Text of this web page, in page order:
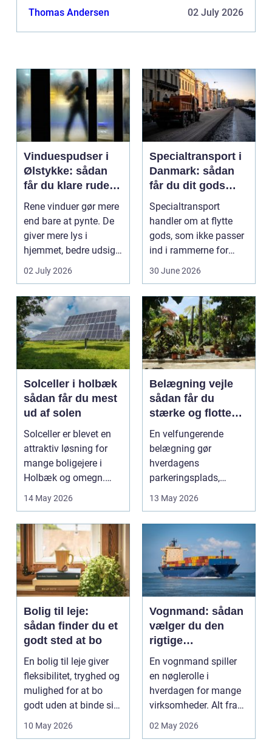
monumenter og arkæologiske steder. Fra den
Thomas Andersen 02 July 2026
Vinduespudser i
Ølstykke: sådan
får du klare ruder
året rundt
Rene vinduer gør mere
end bare at pynte. De
giver mere lys i
hjemmet, bedre udsigt
og et p&ae...
02 July 2026
Specialtransport i
Danmark: sådan
får du dit gods
sikkert frem
Specialtransport
handler om at flytte
gods, som ikke passer
ind i rammerne for
almindelig
30 June 2026
Solceller i holbæk
sådan får du mest
ud af solen
Solceller er blevet en
attraktiv løsning for
mange boligejere i
Holbæk og omegn.
Flere ønsker at sæn...
14 May 2026
Belægning vejle
sådan får du
stærke og flotte
udendørs arealer
En velfungerende
belægning gør
hverdagens
parkeringsplads,
terrasse eller
gårdsplads både pæn
og pra...
13 May 2026
Bolig til leje:
sådan finder du et
godt sted at bo
En bolig til leje giver
fleksibilitet, tryghed og
mulighed for at bo
godt uden at binde sig
ø...
10 May 2026
Vognmand: sådan
vælger du den
rigtige
samarbejdspartner
En vognmand spiller
en nøglerolle i
hverdagen for mange
virksomheder. Alt fra
byggematerialer...
02 May 2026